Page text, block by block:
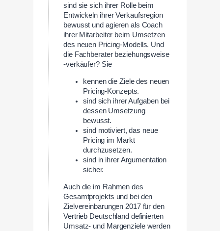
sind sie sich ihrer Rolle beim
Entwickeln ihrer Verkaufsregion
bewusst und agieren als Coach
ihrer Mitarbeiter beim Umsetzen
des neuen Pricing-Modells. Und
die Fachberater beziehungsweise
-verkäufer? Sie
kennen die Ziele des neuen
Pricing-Konzepts.
sind sich ihrer Aufgaben bei
dessen Umsetzung
bewusst.
sind motiviert, das neue
Pricing im Markt
durchzusetzen.
sind in ihrer Argumentation
sicher.
Auch die im Rahmen des
Gesamtprojekts und bei den
Zielvereinbarungen 2017 für den
Vertrieb Deutschland definierten
Umsatz- und Margenziele werden